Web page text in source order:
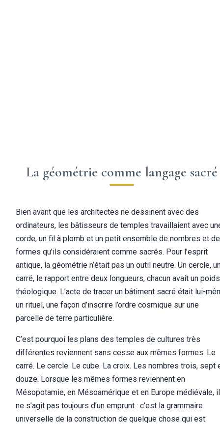
La géométrie comme langage sacré
Bien avant que les architectes ne dessinent avec des
ordinateurs, les bâtisseurs de temples travaillaient avec
corde, un fil à plomb et un petit ensemble de nombres et de
formes qu’ils considéraient comme sacrés. Pour l’esprit
antique, la géométrie n’était pas un outil neutre. Un cercle,
carré, le rapport entre deux longueurs, chacun avait un poids
théologique. L’acte de tracer un bâtiment sacré était lui-
un rituel, une façon d’inscrire l’ordre cosmique sur une
parcelle de terre particulière.
C’est pourquoi les plans des temples de cultures très
différentes reviennent sans cesse aux mêmes formes. Le
carré. Le cercle. Le cube. La croix. Les nombres trois, sept
douze. Lorsque les mêmes formes reviennent en
Mésopotamie, en Mésoamérique et en Europe médiévale, il
ne s’agit pas toujours d’un emprunt : c’est la grammaire
universelle de la construction de quelque chose qui est